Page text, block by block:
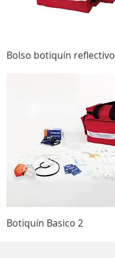
Vista rápida
Bolso botiquín reflectivo
Vista rápida
Botiquín Basico 2